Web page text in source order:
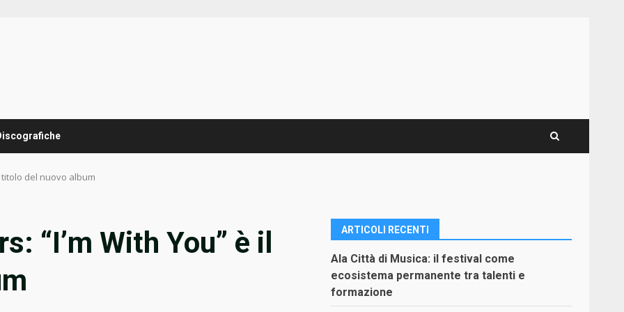
titolo del nuovo album
“I’m With You” è il
ARTICOLI RECENTI
Ala Città di Musica: il festival come
ecosistema permanente tra talenti e
formazione